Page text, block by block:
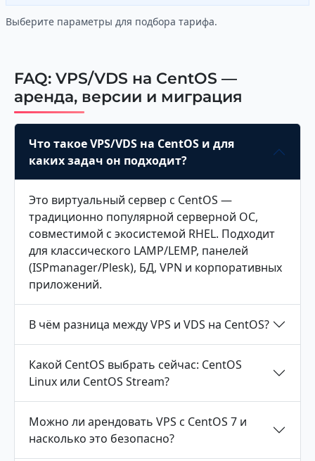
Выберите параметры для подбора тарифа.
FAQ: VPS/VDS на CentOS —
аренда, версии и миграция
Что такое VPS/VDS на CentOS и для
каких задач он подходит?
Это виртуальный сервер с CentOS —
традиционно популярной серверной ОС,
совместимой с экосистемой RHEL. Подходит
для классического LAMP/LEMP, панелей
(ISPmanager/Plesk), БД, VPN и корпоративных
приложений.
В чём разница между VPS и VDS на CentOS?
Какой CentOS выбрать сейчас: CentOS
Linux или CentOS Stream?
Можно ли арендовать VPS с CentOS 7 и
насколько это безопасно?